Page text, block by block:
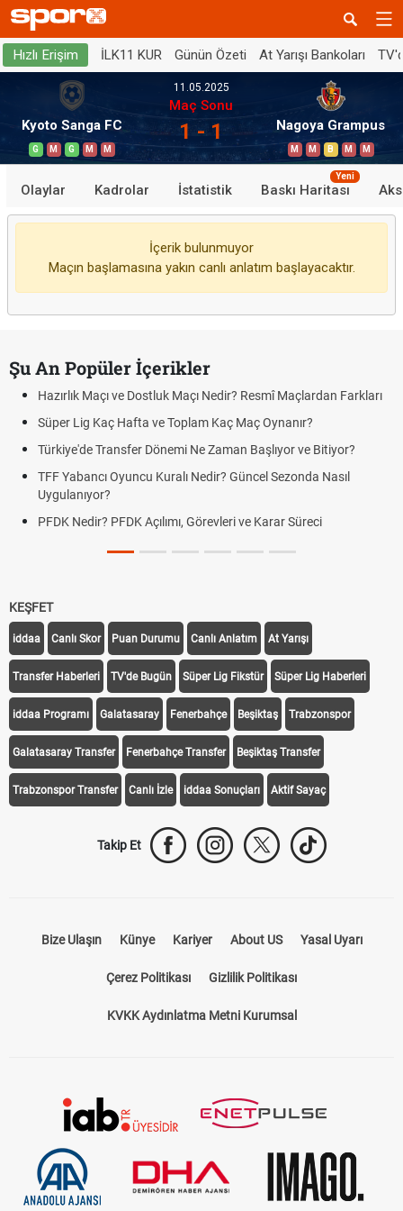
Hızlı Erişim İLK11 KUR Günün Özeti At Yarışı Bankoları
Kyoto Sanga FC
G M G M M
11.05.2025
Maç Sonu
1 - 1 Nagoya Grampus
M M B M M
Olaylar Kadrolar İstatistik Baskı Haritası
Yeni
İçerik bulunmuyor
Maçın başlamasına yakın canlı anlatım başlayacaktır.
Şu An Popüler İçerikler
Hazırlık Maçı ve Dostluk Maçı Nedir? Resmî Maçlardan Farkları
Süper Lig Kaç Hafta ve Toplam Kaç Maç Oynanır?
Türkiye'de Transfer Dönemi Ne Zaman Başlıyor ve Bitiyor?
TFF Yabancı Oyuncu Kuralı Nedir? Güncel Sezonda Nasıl
Uygulanıyor?
PFDK Nedir? PFDK Açılımı, Görevleri ve Karar Süreci
KEŞFET
iddaa Canlı Skor Puan Durumu Canlı Anlatım At Yarışı
Transfer Haberleri TV'de Bugün Süper Lig Fikstür Süper Lig Haberleri
iddaa Programı Galatasaray Fenerbahçe Beşiktaş Trabzonspor
Galatasaray Transfer Fenerbahçe Transfer Beşiktaş Transfer
Trabzonspor Transfer Canlı İzle iddaa Sonuçları Aktif Sayaç
Takip Et
Bize Ulaşın Künye Kariyer About US Yasal Uyarı
Çerez Politikası Gizlilik Politikası
KVKK Aydınlatma Metni Kurumsal